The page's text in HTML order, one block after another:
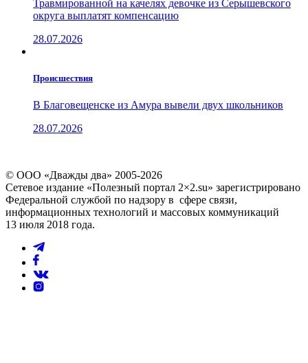
Травмированной на качелях девочке из Серышевского
округа выплатят компенсацию
28.07.2026
Проиcшествия
В Благовещенске из Амура вывели двух школьников
28.07.2026
© ООО «Дважды два» 2005-2026
Сетевое издание «Полезный портал 2×2.su» зарегистрировано
Федеральной службой по надзору в сфере связи,
информационных технологий и массовых коммуникаций
13 июля 2018 года.